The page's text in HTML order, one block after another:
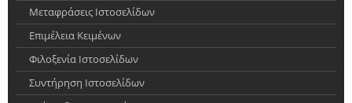
Μεταφράσεις Ιστοσελίδων
Επιμέλεια Κειμένων
Φιλοξενία Ιστοσελίδων
Συντήρηση Ιστοσελίδων